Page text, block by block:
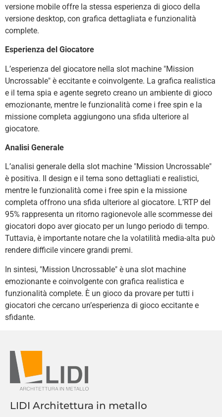
versione mobile offre la stessa esperienza di gioco della
versione desktop, con grafica dettagliata e funzionalità
complete.
Esperienza del Giocatore
L’esperienza del giocatore nella slot machine "Mission
Uncrossable" è eccitante e coinvolgente. La grafica realistica
e il tema spia e agente segreto creano un ambiente di gioco
emozionante, mentre le funzionalità come i free spin e la
missione completa aggiungono una sfida ulteriore al
giocatore.
Analisi Generale
L’analisi generale della slot machine "Mission Uncrossable"
è positiva. Il design e il tema sono dettagliati e realistici,
mentre le funzionalità come i free spin e la missione
completa offrono una sfida ulteriore al giocatore. L’RTP del
95% rappresenta un ritorno ragionevole alle scommesse dei
giocatori dopo aver giocato per un lungo periodo di tempo.
Tuttavia, è importante notare che la volatilità media-alta può
rendere difficile vincere grandi premi.
In sintesi, "Mission Uncrossable" è una slot machine
emozionante e coinvolgente con grafica realistica e
funzionalità complete. È un gioco da provare per tutti i
giocatori che cercano un’esperienza di gioco eccitante e
sfidante.
LIDI Architettura in metallo